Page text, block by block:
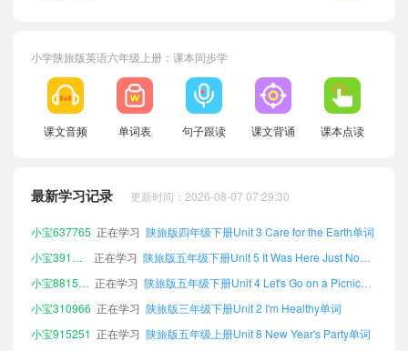
小学陕旅版英语六年级上册：课本同步学
课文音频 单词表 句子跟读 课文背诵 课本点读
最新学习记录 更新时间：2026-08-07 07:29:30
小宝440901 正在学习 陕旅版三年级下册Unit 8 New Year's Party单词
小宝143442
正在学习
小宝471725
正在学习
陕旅版四年级下册Unit 2 I'm Healthy单词
小宝423705 正在学习
陕旅版三年级上册Unit 6 What Did You Do Last Weekend?单词
小宝115672 正在学习 陕旅版三年级上册Unit 8 New Year's Party单词
小宝637765 正在学习 陕旅版四年级下册Unit 3 Care for the Earth单词
小宝391091
正在学习
陕旅版五年级下册Unit 5 It Was Here Just Now单词
小宝881586 正在学习
陕旅版五年级下册Unit 4 Let's Go on a Picnic单词
小宝310966 正在学习 陕旅版三年级下册Unit 2 I'm Healthy单词
小宝915251 正在学习 陕旅版五年级上册Unit 8 New Year's Party单词